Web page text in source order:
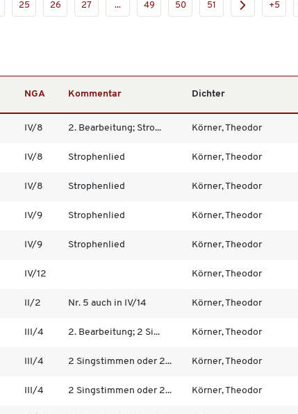
25 26 27 ... 49 50 51 +5
NGA Kommentar Dichter
IV/8 2. Bearbeitung; Stro... Körner, Theodor
IV/8 Strophenlied Körner, Theodor
IV/8 Strophenlied Körner, Theodor
IV/9 Strophenlied Körner, Theodor
IV/9 Strophenlied Körner, Theodor
IV/12 Körner, Theodor
II/2 Nr. 5 auch in IV/14 Körner, Theodor
III/4 2. Bearbeitung; 2 Si... Körner, Theodor
III/4 2 Singstimmen oder 2... Körner, Theodor
III/4 2 Singstimmen oder 2... Körner, Theodor